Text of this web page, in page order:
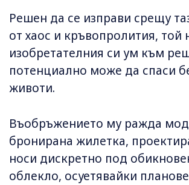
Решен да се изправи срещу
от хаос и кръвопролития, той
изобретателния си ум към
потенциално може да спаси
животи.
Въобръжението му ражда
бронирана жилетка,
носи дискретно под
облекло, осуетявайки